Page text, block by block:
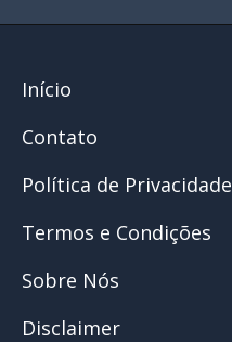
Início
Contato
Política de Privacidade
Termos e Condições
Sobre Nós
Disclaimer